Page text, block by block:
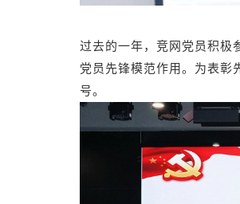
过去的一年，竞网党员积极
党员先锋模范作用。为表彰
号。